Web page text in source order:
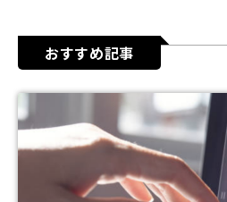
おすすめ記事